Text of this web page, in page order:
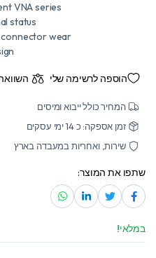
VNA series
status
connector wear
הוספה לרשימה שלי
המחיר כולל ייבוא ומיסים
זמן אספקה: כ 14 ימי עסקים
שירות, ואחריות במעבדה בארץ
שתפו את המוצר:
במלאי!